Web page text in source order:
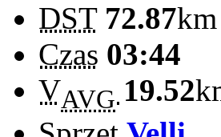
DST 72.87km
Czas 03:44
VAVG 19.52